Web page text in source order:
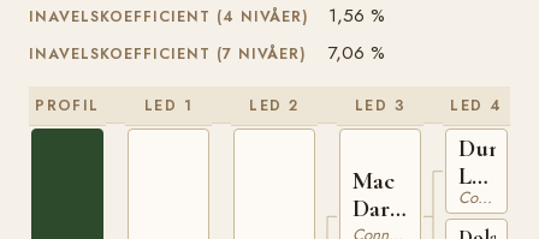
INAVELSKOEFFICIENT (4 NIVÅER) 1,56 %
INAVELSKOEFFICIENT (7 NIVÅER) 7,06 %
PROFIL LED 1 LED 2 LED 3
Mac
Dara
LED 4
Dun
IRE
55
Connemara